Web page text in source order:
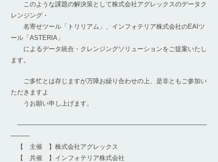
このような課題の解決策として株式会社アグレックスのデータク
レンジング・
名寄せツール「トリリアム」、インフォテリア株式会社のEAIツ
ール「ASTERIA」
によるデータ統合・クレンジングソリューションをご提案いたし
ます。
ご多忙とは存じますが万障お繰り合わせの上、是非ともご参加い
ただきますよ
うお願い申し上げます。
――――――――――――――――――――――――――――――
―――
【 主催 】株式会社アグレックス
【 共催 】インフォテリア株式会社